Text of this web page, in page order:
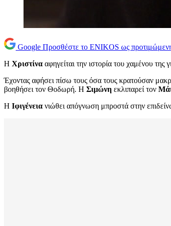
Google Προσθέστε το ENIKOS ως
Η Χριστίνα αφηγείται την ιστορία του χαμένου της
Έχοντας αφήσει πίσω τους όσα τους κρατούσαν
βοηθήσει τον Θοδωρή. Η Σιμώνη εκλιπαρεί τον
Η Ιφιγένεια νιώθει απόγνωση μπροστά στην